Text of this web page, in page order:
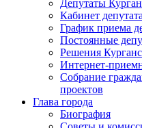
Депутаты
Кабинет депутата
График приема
Постоянные
Решения
Интернет-
Собрание
проектов
Глава города
Биография